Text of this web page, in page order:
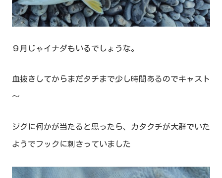
９月じゃイナダもいるでしょうな。
血抜きしてからまだタチまで少し時間あるのでキャスト
～
ジグに何かが当たると思ったら、カタクチが大群でいた
ようでフックに刺さっていました